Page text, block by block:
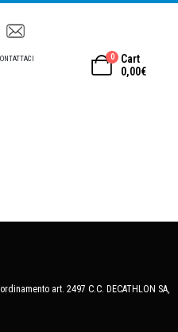
0
Cart
0,00€
art. 2497 C.C. DECATHLON SA,